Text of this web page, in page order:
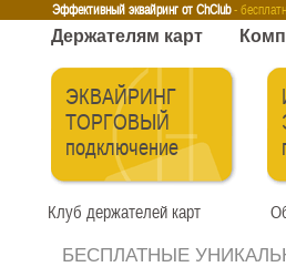
Эффективный эквайринг от ChClub -
Интернет-эквайринг Тренинги Бесплатные сервисы
Держателям карт
ЭКВАЙРИНГ
ТОРГОВЫЙ
подключение
Клуб держателей карт
БЕСПЛАТНЫЕ